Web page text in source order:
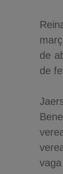
de
de